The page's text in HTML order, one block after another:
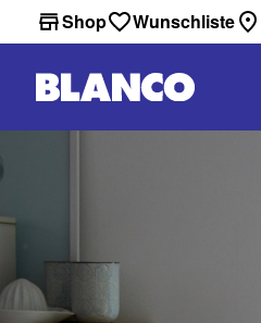
Shop Wunschliste